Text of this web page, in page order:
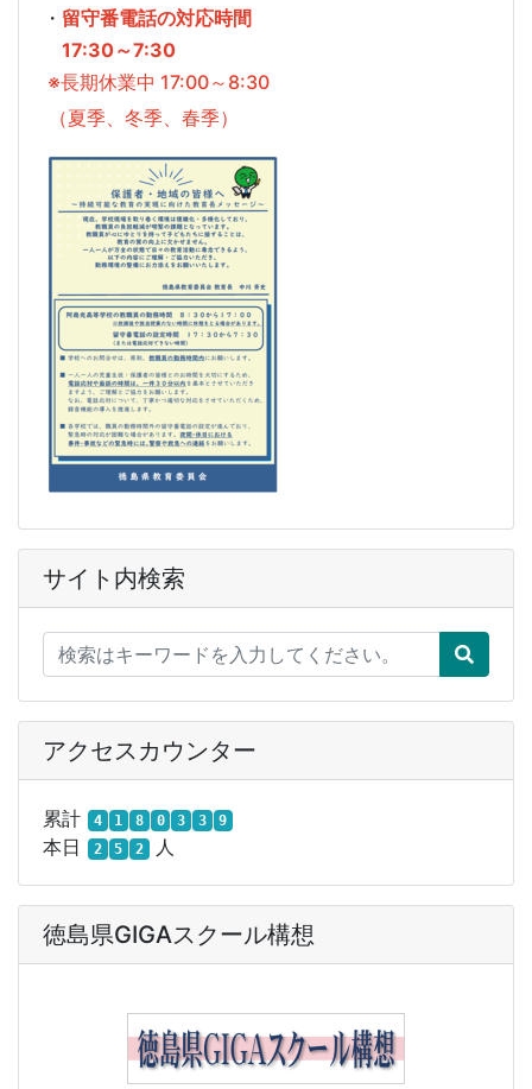
・ 留守番電話の対応時間
17:30～7:30
※長期休業中 17:00～8:30
（夏季、冬季、春季）
サイト内検索
アクセスカウンター
累計 4 1 8 0 3 3 9
本日 2 5 2 人
徳島県GIGAスクール構想